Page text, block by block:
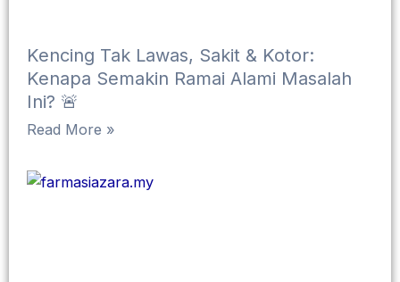
Kencing Tak Lawas, Sakit & Kotor:
Kenapa Semakin Ramai Alami Masalah
Ini? 🚨
Read More »